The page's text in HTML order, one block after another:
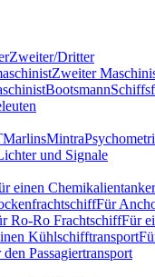
Zweiter/Dritter
Zweiter
Bootsmann
MarlinsMintra
und Signale
einen Chemikalientanker
Für
Ro-Ro FrachtschiffFür
Kühlschifftransport
den Passagiertransport